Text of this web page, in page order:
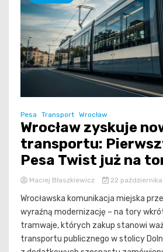
Pesa Transport Wrocław
Wrocław zyskuje
transportu:
Pesa Twist już na
Maciej Błaszkiewicz 22
Wrocławska komunikacja miejska
wyraźną modernizację – na tory
tramwaje, których zakup stanowi
transportu publicznego w stolicy